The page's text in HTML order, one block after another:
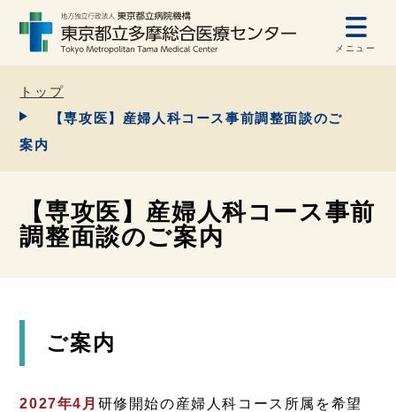
メニュー
トップ
【専攻医】産婦人科コース事前調整面談のご
案内
【専攻医】産婦人科コース事前
調整面談のご案内
ご案内
2027年4月 研修開始の産婦人科コース所属を希望